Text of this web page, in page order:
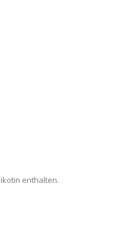
enthalten.